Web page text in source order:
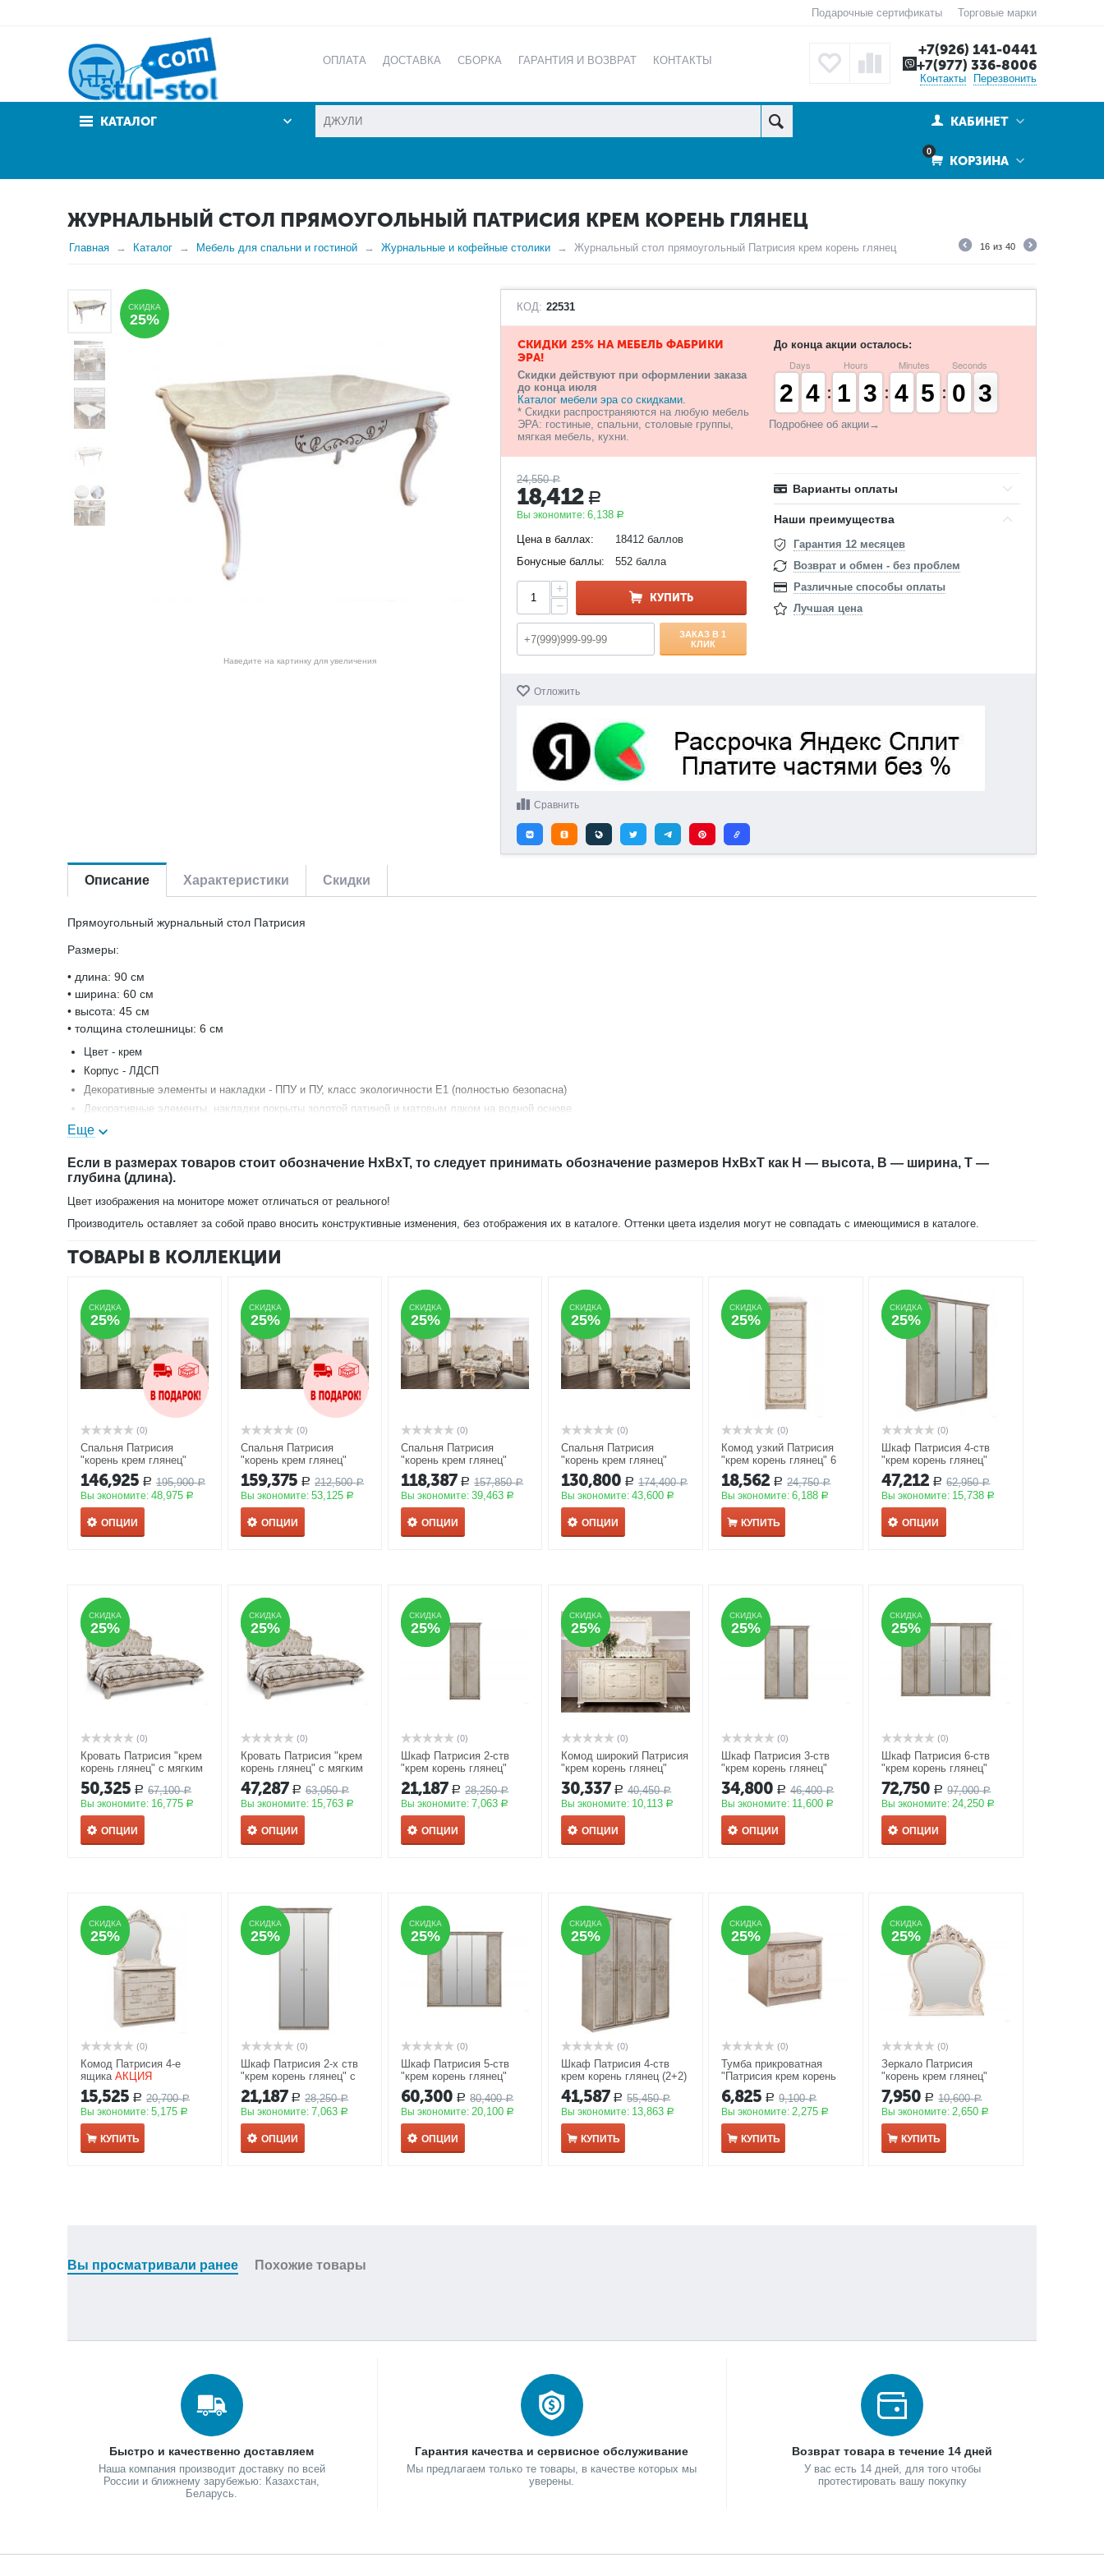
Подарочные сертификаты Торговые марки
ОПЛАТА ДОСТАВКА СБОРКА ГАРАНТИЯ И ВОЗВРАТ КОНТАКТЫ
+7(926) 141-0441
+7(977) 336-8006
Контакты Перезвонить
КАТАЛОГ КАБИНЕТ
0
КОРЗИНА
ЖУРНАЛЬНЫЙ СТОЛ ПРЯМОУГОЛЬНЫЙ ПАТРИСИЯ КРЕМ КОРЕНЬ ГЛЯНЕЦ
Главная Каталог Мебель для спальни и гостиной Журнальные и кофейные столики Журнальный стол прямоугольный Патрисия крем корень глянец 16 из 40
СКИДКА
25%
Наведите на картинку для увеличения
КОД: 22531
СКИДКИ 25% НА МЕБЕЛЬ ФАБРИКИ
ЭРА!
Скидки действуют при оформлении заказа
до конца июля
Каталог мебели эра со скидками.
* Скидки распространяются на любую мебель
ЭРА: гостиные, спальни, столовые группы,
мягкая мебель, кухни.
До конца акции осталось:
Days
1
1
2
2 3
3
4
4
Hours
1
1
1
1 2
2
3
3
Minutes
3
3
4
4 4
4
5
5
Seconds
9
9
0
0 3
2
2
Подробнее об акции→
24,550 Р
18,412 Р
Вы экономите:6,138 Р
Цена в баллах:
18412 баллов
Бонусные баллы:
552 балла
+
−
КУПИТЬ
ЗАКАЗ В 1
КЛИК
Варианты оплаты
Наши преимущества
Гарантия 12 месяцев
Возврат и обмен - без проблем
Различные способы оплаты
Лучшая цена
Отложить
Сравнить
Описание Характеристики Скидки
Прямоугольный журнальный стол Патрисия
Размеры:
• длина: 90 см
• ширина: 60 см
• высота: 45 см
• толщина столешницы: 6 см
Цвет - крем
Корпус - ЛДСП
Декоративные элементы и накладки - ППУ и ПУ, класс экологичности Е1 (полностью безопасна)
Декоративные элементы, накладки покрыты золотой патиной и матовым лаком на водной основе
Есть в круглом исполнении, мягкая мебель, гостиная и спальня этой же серии.
Еще
Если в размерах товаров стоит обозначение HxBxT, то следует принимать обозначение размеров HxBxT как H — высота, B — ширина, T —
глубина (длина).
Цвет изображения на мониторе может отличаться от реального!
Производитель оставляет за собой право вносить конструктивные изменения, без отображения их в каталоге. Оттенки цвета изделия могут не совпадать с имеющимися в каталоге.
ТОВАРЫ В КОЛЛЕКЦИИ
СКИДКА
25%
СКИДКА
25%
(0)
Спальня Патрисия
"корень крем глянец"
5Д-1,8 АКЦИЯ
146,925 Р 195,900 Р
Вы экономите: 48,975 Р
ОПЦИИ
СКИДКА
25%
СКИДКА
25%
(0)
Спальня Патрисия
"корень крем глянец"
6Д-1,8 АКЦИЯ
159,375 Р 212,500 Р
Вы экономите:53,125 Р
ОПЦИИ
СКИДКА
25%
СКИДКА
25%
(0)
Спальня Патрисия
"корень крем глянец"
3Д-1,6 АКЦИЯ
118,387 Р 157,850 Р
Вы экономите:39,463 Р
ОПЦИИ
СКИДКА
25%
СКИДКА
25%
(0)
Спальня Патрисия
"корень крем глянец"
4Д-1,6
АКЦИЯ
130,800 Р 174,400 Р
Вы экономите:43,600 Р
ОПЦИИ
СКИДКА
25%
СКИДКА
25%
(0)
Комод узкий Патрисия
"крем корень глянец" 6
ящиков АКЦИЯ
18,562 Р 24,750 Р
Вы экономите:6,188 Р
КУПИТЬ
СКИДКА
25%
СКИДКА
25%
(0)
Шкаф Патрисия 4-ств
"крем корень глянец"
АКЦИЯ
47,212 Р 62,950 Р
Вы экономите: 15,738 Р
ОПЦИИ
СКИДКА
25%
СКИДКА
25%
(0)
Кровать Патрисия "крем
корень глянец" с мягким
изголовьем, спальное
место 180*200 АКЦИЯ
50,325 Р 67,100 Р
Вы экономите: 16,775 Р
ОПЦИИ
СКИДКА
25%
СКИДКА
25%
(0)
Кровать Патрисия "крем
корень глянец" с мягким
изголовьем, спальное
место 160*200 АКЦИЯ
47,287 Р 63,050 Р
Вы экономите: 15,763 Р
ОПЦИИ
СКИДКА
25%
СКИДКА
25%
(0)
Шкаф Патрисия 2-ств
"крем корень глянец"
АКЦИЯ
21,187 Р 28,250 Р
Вы экономите: 7,063 Р
ОПЦИИ
СКИДКА
25%
СКИДКА
25%
(0)
Комод широкий Патрисия
"крем корень глянец"
АКЦИЯ
30,337 Р 40,450 Р
Вы экономите: 10,113 Р
ОПЦИИ
СКИДКА
25%
СКИДКА
25%
(0)
Шкаф Патрисия 3-ств
"крем корень глянец"
АКЦИЯ
34,800 Р 46,400 Р
Вы экономите: 11,600 Р
ОПЦИИ
СКИДКА
25%
СКИДКА
25%
(0)
Шкаф Патрисия 6-ств
"крем корень глянец"
АКЦИЯ
72,750 Р 97,000 Р
Вы экономите:24,250 Р
ОПЦИИ
СКИДКА
25%
СКИДКА
25%
(0)
Комод Патрисия 4-е
ящика АКЦИЯ
15,525 Р 20,700 Р
Вы экономите: 5,175 Р
КУПИТЬ
СКИДКА
25%
СКИДКА
25%
(0)
Шкаф Патрисия 2-х ств
"крем корень глянец" с
зеркалом
21,187 Р 28,250 Р
Вы экономите: 7,063 Р
ОПЦИИ
СКИДКА
25%
СКИДКА
25%
(0)
Шкаф Патрисия 5-ств
"крем корень глянец"
АКЦИЯ
60,300 Р 80,400 Р
Вы экономите:20,100 Р
ОПЦИИ
СКИДКА
25%
СКИДКА
25%
(0)
Шкаф Патрисия 4-ств
крем корень глянец (2+2)
без зеркал
41,587 Р 55,450 Р
Вы экономите: 13,863 Р
КУПИТЬ
СКИДКА
25%
СКИДКА
25%
(0)
Тумба прикроватная
"Патрисия крем корень
глянец"
6,825 Р 9,100 Р
Вы экономите:2,275 Р
КУПИТЬ
СКИДКА
25%
СКИДКА
25%
(0)
Зеркало Патрисия
"корень крем глянец"
ППУ АКЦИЯ
7,950 Р 10,600 Р
Вы экономите:2,650 Р
КУПИТЬ
Вы просматривали ранее Похожие товары
Быстро и качественно доставляем
Наша компания производит доставку по всей
России и ближнему зарубежью: Казахстан,
Беларусь.
Гарантия качества и сервисное обслуживание
Мы предлагаем только те товары, в качестве которых мы
уверены.
Возврат товара в течение 14 дней
У вас есть 14 дней, для того чтобы
протестировать вашу покупку